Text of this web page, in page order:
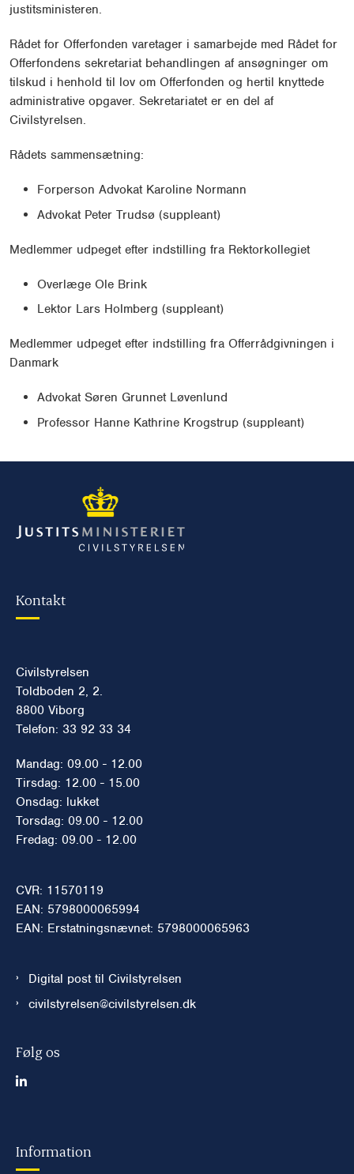
justitsministeren.
Rådet for Offerfonden varetager i samarbejde med Rådet for
Offerfondens sekretariat behandlingen af ansøgninger om
tilskud i henhold til lov om Offerfonden og hertil knyttede
administrative opgaver. Sekretariatet er en del af
Civilstyrelsen.
Rådets sammensætning:
Forperson Advokat Karoline Normann
Advokat Peter Trudsø (suppleant)
Medlemmer udpeget efter indstilling fra Rektorkollegiet
Overlæge Ole Brink
Lektor Lars Holmberg (suppleant)
Medlemmer udpeget efter indstilling fra Offerrådgivningen i
Danmark
Advokat Søren Grunnet Løvenlund
Professor Hanne Kathrine Krogstrup (suppleant)
Kontakt
Civilstyrelsen
Toldboden 2, 2.
8800 Viborg
Telefon: 33 92 33 34
Mandag: 09.00 - 12.00
Tirsdag: 12.00 - 15.00
Onsdag: lukket
Torsdag: 09.00 - 12.00
Fredag: 09.00 - 12.00
CVR: 11570119
EAN: 5798000065994
EAN: Erstatningsnævnet: 5798000065963
Digital post til Civilstyrelsen
civilstyrelsen@civilstyrelsen.dk
Følg os
Information